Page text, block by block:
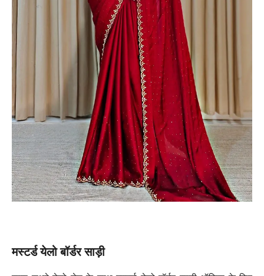
मस्टर्ड येलो बॉर्डर साड़ी